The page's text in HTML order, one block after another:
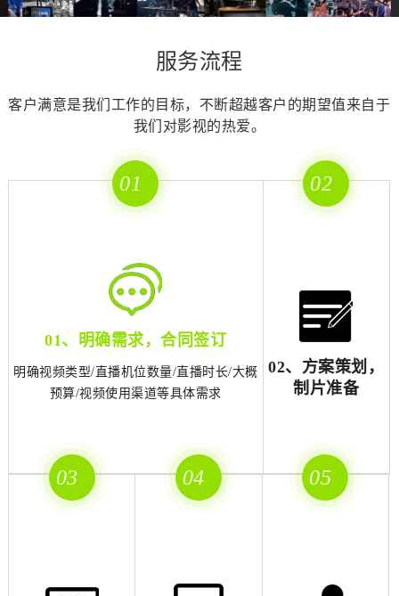
服务流程
客户满意是我们工作的目标，不断超越客户的期望值来自于
我们对影视的热爱。
01
01、明确需求，合同签订
明确视频类型/直播机位数量/直播时长/大概
预算/视频使用渠道等具体需求
02
02、方案策划，
制片准备
03 04 05